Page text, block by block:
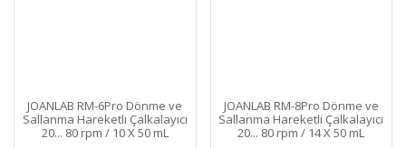
JOANLAB RM-6Pro Dönme ve
Sallanma Hareketli Çalkalayıcı
20... 80 rpm / 10 X 50 mL
JOANLAB RM-8Pro Dönme ve
Sallanma Hareketli Çalkalayıcı
20... 80 rpm / 14 X 50 mL